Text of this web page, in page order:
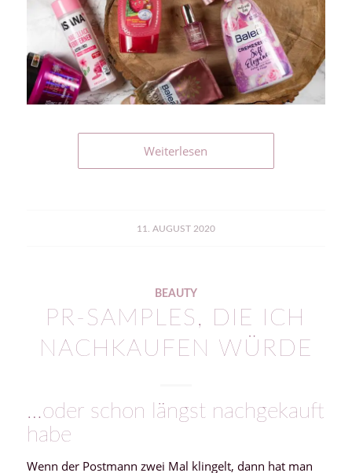
Weiterlesen
11. AUGUST 2020
BEAUTY
PR-SAMPLES, DIE ICH
NACHKAUFEN WÜRDE
…oder schon längst nachgekauft
habe
Wenn der Postmann zwei Mal klingelt, dann hat man